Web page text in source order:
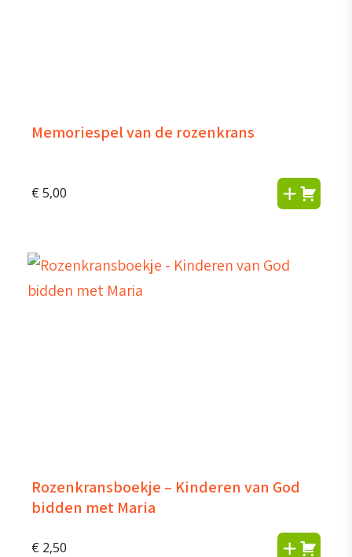
Memoriespel van de rozenkrans
€ 5,00
Rozenkransboekje – Kinderen van God
bidden met Maria
€ 2,50